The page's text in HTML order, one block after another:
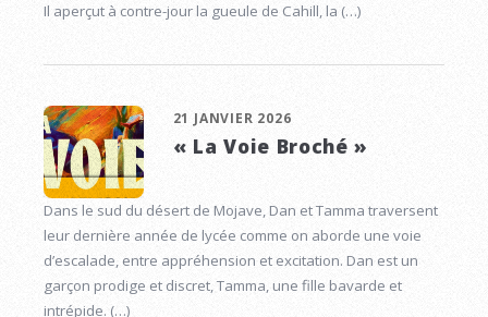
Il aperçut à contre-jour la gueule de Cahill, la (…)
21 JANVIER 2026
« La Voie Broché »
Dans le sud du désert de Mojave, Dan et Tamma traversent
leur dernière année de lycée comme on aborde une voie
d’escalade, entre appréhension et excitation. Dan est un
garçon prodige et discret, Tamma, une fille bavarde et
intrépide. (…)